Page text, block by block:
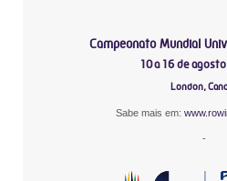
Campeonato Mundial
10 a 16 de
London,
Sabe mais em:
-